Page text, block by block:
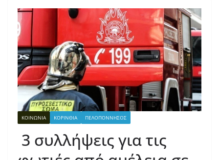
ΚΟΙΝΩΝΙΑ ΚΟΡΙΝΘΙΑ ΠΕΛΟΠΟΝΝΗΣΟΣ
3 συλλήψεις για τις